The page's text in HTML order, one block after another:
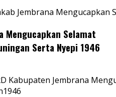
Jembrana Mengucapkan
Mengucapkan Selamat
Serta Nyepi 1946
Kabupaten Jembrana